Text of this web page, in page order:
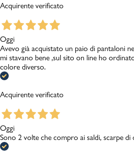
Acquirente verificato
Oggi
Avevo già acquistato un paio di pantaloni
mi stavano bene ,sul sito on line ho
colore diverso.
Acquirente verificato
Oggi
Sono 2 volte che compro ai saldi, scarpe